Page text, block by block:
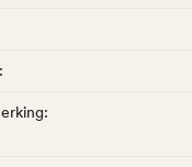
:
: